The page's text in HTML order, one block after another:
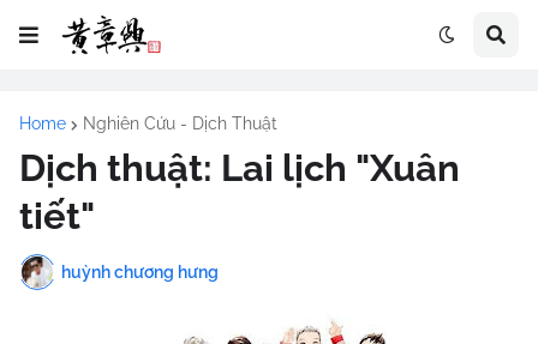
Home Nghiên Cứu - Dịch Thuật
Dịch thuật: Lai lịch "Xuân
tiết"
huỳnh chương hưng